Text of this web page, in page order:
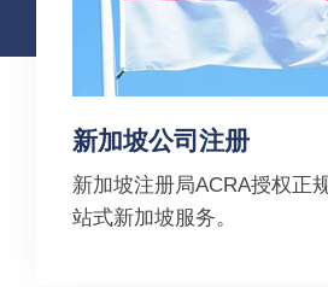
新加坡公司注册
新加坡注册局ACRA授权正
站式新加坡服务。